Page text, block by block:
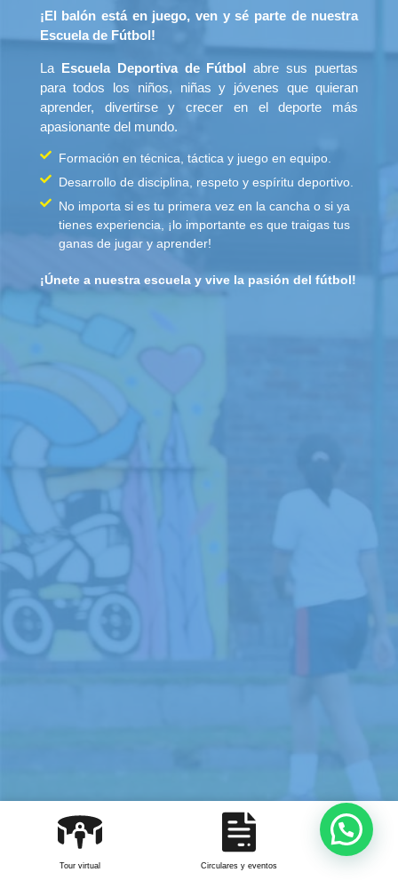
¡El balón está en juego, ven y sé parte de nuestra
Escuela de Fútbol!
La Escuela Deportiva de Fútbol abre sus puertas
para todos los niños, niñas y jóvenes que quieran
aprender, divertirse y crecer en el deporte más
apasionante del mundo.
Formación en técnica, táctica y juego en equipo.
Desarrollo de disciplina, respeto y espíritu deportivo.
No importa si es tu primera vez en la cancha o si ya
tienes experiencia, ¡lo importante es que traigas tus
ganas de jugar y aprender!
¡Únete a nuestra escuela y vive la pasión del fútbol!
Tour virtual Circulares y eventos